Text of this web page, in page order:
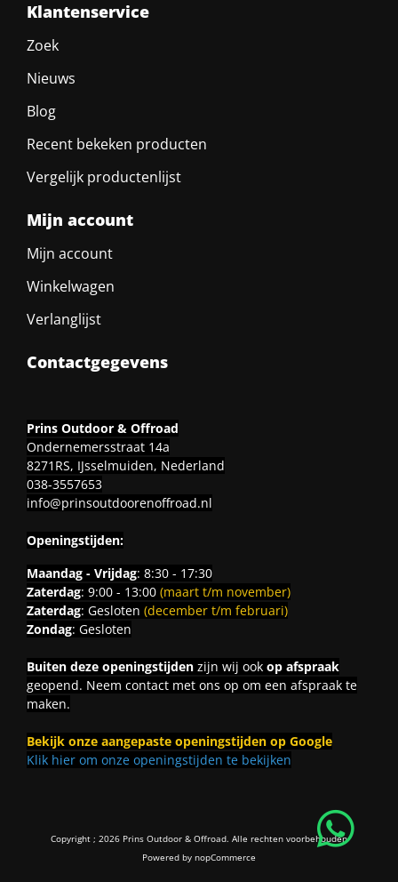
Klantenservice
Zoek
Nieuws
Blog
Recent bekeken producten
Vergelijk productenlijst
Mijn account
Mijn account
Winkelwagen
Verlanglijst
Contactgegevens
Prins Outdoor & Offroad
Ondernemersstraat 14a
8271RS, IJsselmuiden, Nederland
038-3557653
info@prinsoutdoorenoffroad.nl
Openingstijden:
Maandag - Vrijdag: 8:30 - 17:30
Zaterdag: 9:00 - 13:00 (maart t/m november)
Zaterdag: Gesloten (december t/m februari)
Zondag: Gesloten
Buiten deze openingstijdenzijn wij ook op afspraak
geopend. Neem contact met ons op om een afspraak te
maken.
Bekijk onze aangepaste openingstijden op Google
Klik hier om onze openingstijden te bekijken
Copyright ; 2026 Prins Outdoor & Offroad. Alle rechten voorbehouden
Powered by nopCommerce